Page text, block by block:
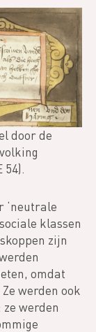
door de
54).
‘neutrale
klassen
zijn
omdat
werden ook
werden